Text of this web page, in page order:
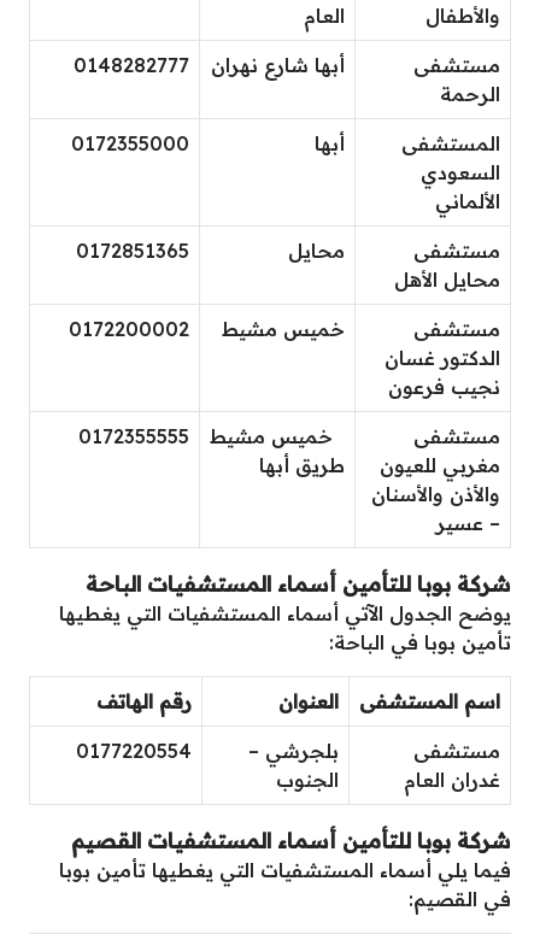
والأطفال
العام
مستشفى
الرحمة
أبها شارع نهران 0148282777
المستشفى
السعودي
الألماني
أبها 0172355000
مستشفى
محايل الأهل
محايل 0172851365
مستشفى
الدكتور غسان
نجيب فرعون
خميس مشيط 0172200002
مستشفى
مغربي للعيون
والأذن والأسنان
– عسير
خميس مشيط
طريق أبها
0172355555
شركة بوبا للتأمين أسماء المستشفيات الباحة
يوضح الجدول الآتي أسماء المستشفيات التي يغطيها
تأمين بوبا في الباحة:
اسم المستشفى العنوان رقم الهاتف
مستشفى
غدران العام
بلجرشي –
الجنوب
0177220554
شركة بوبا للتأمين أسماء المستشفيات القصيم
فيما يلي أسماء المستشفيات التي يغطيها تأمين بوبا
في القصيم: